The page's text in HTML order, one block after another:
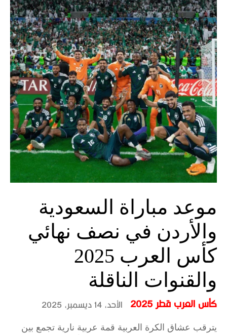
موعد مباراة السعودية
والأردن في نصف نهائي
كأس العرب 2025
والقنوات الناقلة
كأس العرب قطر 2025 الأحد، 14 ديسمبر، 2025
يترقب عشاق الكرة العربية قمة عربية نارية تجمع بين